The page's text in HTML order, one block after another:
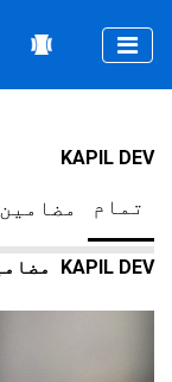
KAPIL DEV
مضامین تمام
KAPIL DEV